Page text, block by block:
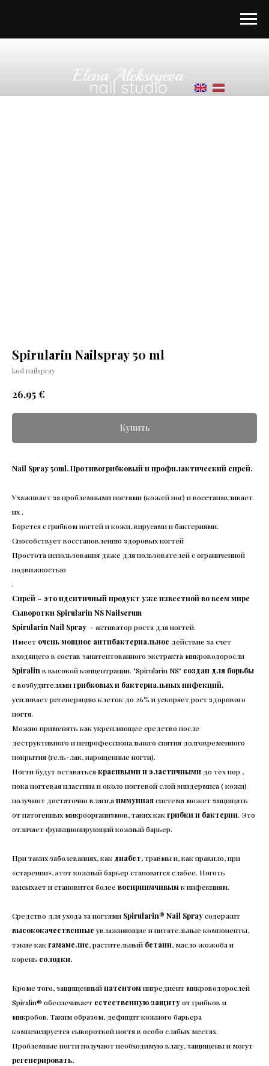
Spirularin Nailspray 50 ml
kod nailspray
26,95 €
Купить
Nail Spray 50ml. Противогрибковый и профилактический спрей.
Ухаживает за проблемными ногтями (кожей ног) и восстанавливает
их .
Борется с грибком ногтей и кожи, вирусами и бактериями.
Способствует восстановлению здоровых ногтей
Простота использования даже для пользователей с ограниченной
подвижностью
.
Спрей – это идентичный продукт уже известной во всем мире
Сыворотки Spirularin NS Nailserum
Spirularin Nail Spray - активатор роста для ногтей.
Имеет очень мощное антибактериальное действие за счет
входящего в состав запатентованного экстракта микроводоросли
Spiralin в высокой концентрации. "Spirularin NS" создан для борьбы
с возбудителямигрибковых и бактериальных инфекций,
усиливает регенерацию клеток до 26% и ускоряет рост здорового
ногтя.
Можно применять как укрепляющее средство после
деструктивного и непрофессионального снятия долговременного
покрытия (гель-лак, нарощенные ногти).
Ногти будут оставатьсякрасивыми и эластичными до тех пор ,
пока ногтевая пластина и около ногтевой слой эпидермиса ( кожи)
получают достаточно влаги,аиммуннаясистема может защищать
от патогенных микроорганизмов, таких какгрибки и бактерии. Это
отличает функционирующий кожный барьер.
При таких заболеваниях, как диабет, травмы и, как правило, при
«старении», этот кожный барьер становится слабее. Ноготь
высыхает и становится более восприимчивымк инфекциям.
Средство для ухода за ногтями Spirularin® Nail Sprayсодержит
высококачественные увлажняющие и питательные компоненты,
такие какгамамелис, растительный бетаин, масло жожоба и
корень солодки.
Кроме того, защищенныйпатентомингредиент микроводорослей
Spiralin® обеспечивает естественную защитуот грибков и
микробов. Таким образом, дефицит кожного барьера
компенсируется сывороткой ногтя в особо слабых местах.
Проблемные ногти получают необходимую влагу, защищены и могут
регенерировать.